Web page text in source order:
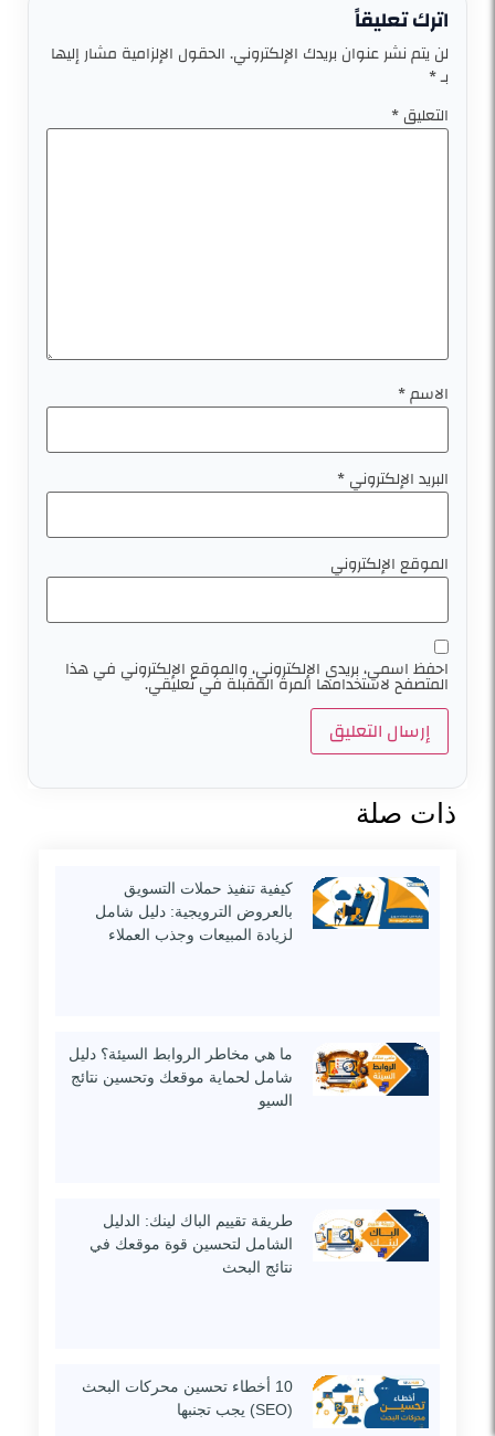
اترك تعليقاً
لن يتم نشر عنوان بريدك الإلكتروني.الحقول الإلزامية مشار إليها
بـ*
التعليق*
الاسم*
البريد الإلكتروني*
الموقع الإلكتروني
احفظ اسمي، بريدي الإلكتروني، والموقع الإلكتروني في هذا
المتصفح لاستخدامها المرة المقبلة في تعليقي.
ذات صلة
كيفية تنفيذ حملات التسويق
بالعروض الترويجية: دليل شامل
لزيادة المبيعات وجذب العملاء
ما هي مخاطر الروابط السيئة؟ دليل
شامل لحماية موقعك وتحسين نتائج
السيو
طريقة تقييم الباك لينك: الدليل
الشامل لتحسين قوة موقعك في
نتائج البحث
10 أخطاء تحسين محركات البحث
(SEO) يجب تجنبها